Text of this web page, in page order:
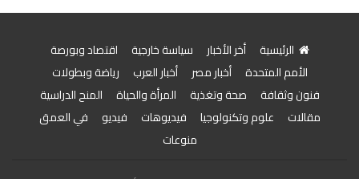
الرئيسية أخر الأخبار سياسة خارجية
اقتصاد وبورصة
الأمم المتحدة
أخبار مصر أخبار العرب
رياضة وبطولات
فنون وثقافة
صحة وتغذية المرأة والحياة
المنح الدراسية
مقالات
علوم وتكنولوجيا فيديوهات فيديو
في العمق
منوعات